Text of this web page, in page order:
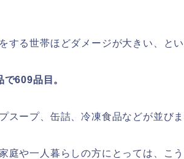
する世帯ほどダメージが大きい、と
で609品目。
スープ、缶詰、冷凍食品などが並びま
庭や一人暮らしの方にとっては、こ